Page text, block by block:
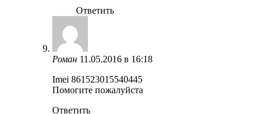
Ответить
Роман 11.05.2016 в 16:18
Imei 861523015540445
Помогите пожалуйста
Ответить